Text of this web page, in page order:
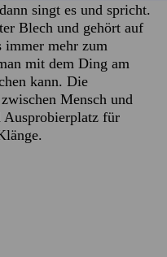
singt es und spricht.
Blech und gehört auf
mehr zum
mit dem Ding am
kann. Die
Mensch und
für